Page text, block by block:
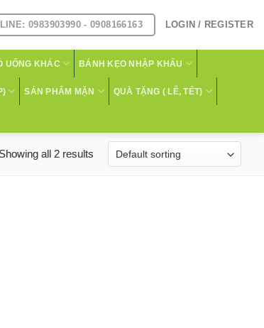
0983903990 - 0908166163 LOGIN / REGISTER
UỐNG KHÁC BÁNH KẸO NHẬP KHẨU
SẢN PHẨM MẶN QUÀ TẶNG ( LỄ, TẾT)
all 2 results